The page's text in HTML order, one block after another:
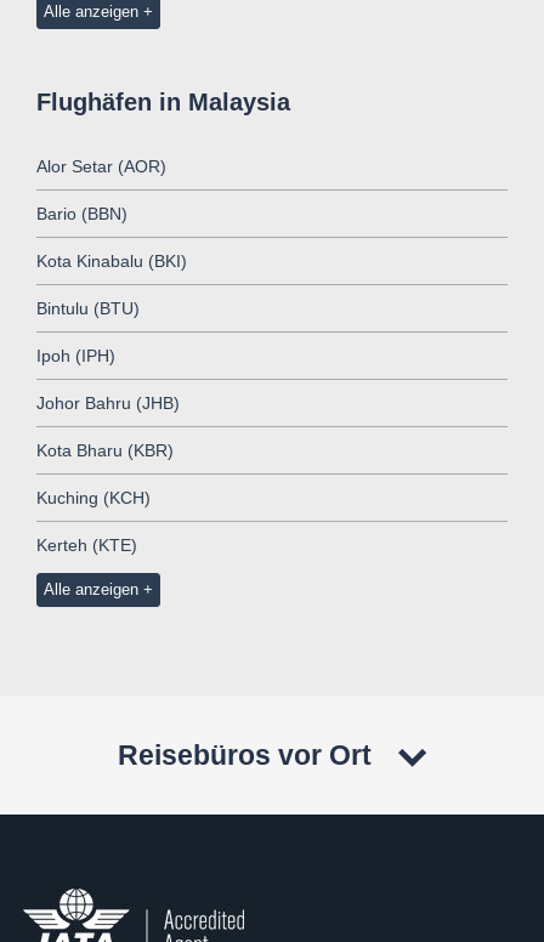
Alle anzeigen
Flughäfen in Malaysia
Alor Setar (AOR)
Bario (BBN)
Kota Kinabalu (BKI)
Bintulu (BTU)
Ipoh (IPH)
Johor Bahru (JHB)
Kota Bharu (KBR)
Kuching (KCH)
Kerteh (KTE)
Alle anzeigen
Reisebüros vor Ort